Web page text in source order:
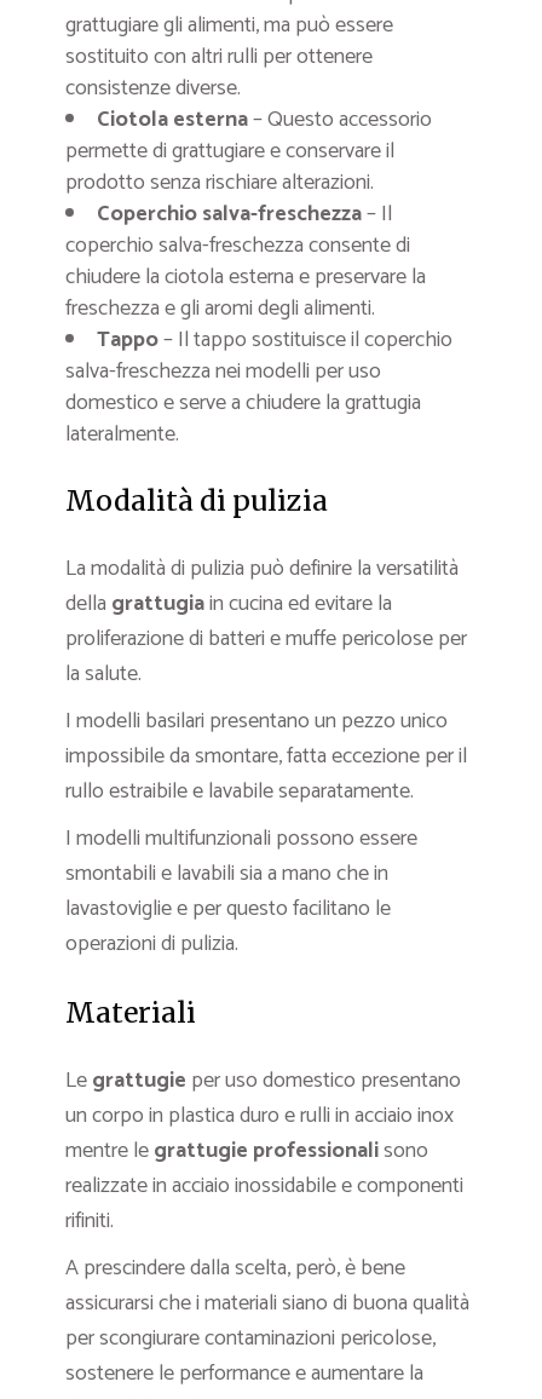
grattugiare gli alimenti, ma può essere
sostituito con altri rulli per ottenere
consistenze diverse.
Ciotola esterna– Questo accessorio
permette di grattugiare e conservare il
prodotto senza rischiare alterazioni.
Coperchio salva-freschezza– Il
coperchio salva-freschezza consente di
chiudere la ciotola esterna e preservare la
freschezza e gli aromi degli alimenti.
Tappo– Il tappo sostituisce il coperchio
salva-freschezza nei modelli per uso
domestico e serve a chiudere la grattugia
lateralmente.
Modalità di pulizia
La modalità di pulizia può definire la versatilità
della grattugiain cucina ed evitare la
proliferazione di batteri e muffe pericolose per
la salute.
I modelli basilari presentano un pezzo unico
impossibile da smontare, fatta eccezione per il
rullo estraibile e lavabile separatamente.
I modelli multifunzionali possono essere
smontabili e lavabili sia a mano che in
lavastoviglie e per questo facilitano le
operazioni di pulizia.
Materiali
Legrattugie per uso domestico presentano
un corpo in plastica duro e rulli in acciaio inox
mentre legrattugie professionalisono
realizzate in acciaio inossidabile e componenti
rifiniti.
A prescindere dalla scelta, però, è bene
assicurarsi che i materiali siano di buona qualità
per scongiurare contaminazioni pericolose,
sostenere le performance e aumentare la